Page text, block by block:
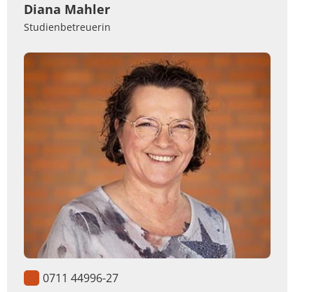
Diana Mahler
Studienbetreuerin
0711 44996-27